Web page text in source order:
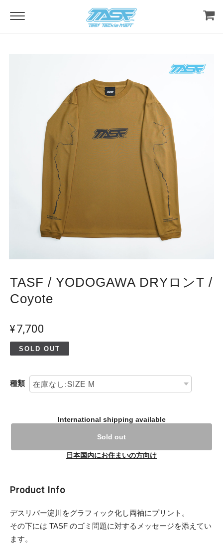
TASF / YODOGAWA DRYロンT /
Coyote
¥7,700
SOLD OUT
種類
International shipping available
Sold out
日本国内にお住まいの方向け
Product Info
デスリバー淀川をグラフィック化し両袖にプリント。
その下には TASF のゴミ問題に対するメッセージを添えてい
ます。